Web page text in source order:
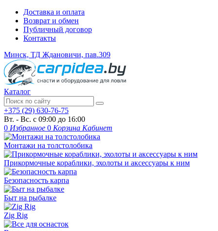
Доставка и оплата
Возврат и обмен
Публичный договор
Контакты
Минск, ТД Ждановичи, пав.309
Каталог
+375 (29) 630-76-75
Вт. - Вс. с 09:00 до 16:00
0 Избранное 0 Корзина Кабинет
Монтажи на толстолобика
Прикормочные кораблики, эхолоты и аксессуары к ним
Безопасность карпа
Быт на рыбалке
Zig Rig